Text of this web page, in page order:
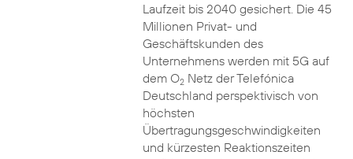
Laufzeit bis 2040 gesichert. Die 45
Millionen Privat- und
Geschäftskunden des
Unternehmens werden mit 5G auf
dem O2Netz der Telefónica
Deutschland perspektivisch von
höchsten
Übertragungsgeschwindigkeiten
und kürzesten Reaktionszeiten